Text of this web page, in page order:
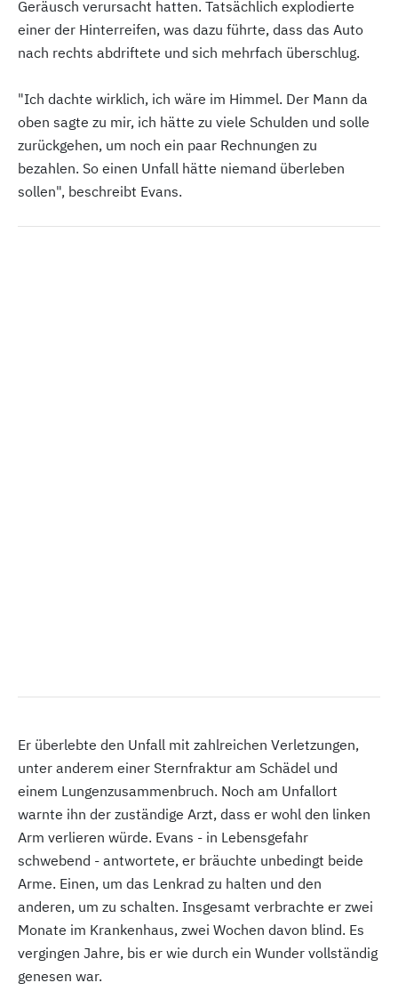
Geräusch verursacht hatten. Tatsächlich explodierte
einer der Hinterreifen, was dazu führte, dass das Auto
nach rechts abdriftete und sich mehrfach überschlug.
"Ich dachte wirklich, ich wäre im Himmel. Der Mann da
oben sagte zu mir, ich hätte zu viele Schulden und solle
zurückgehen, um noch ein paar Rechnungen zu
bezahlen. So einen Unfall hätte niemand überleben
sollen", beschreibt Evans.
Er überlebte den Unfall mit zahlreichen Verletzungen,
unter anderem einer Sternfraktur am Schädel und
einem Lungenzusammenbruch. Noch am Unfallort
warnte ihn der zuständige Arzt, dass er wohl den linken
Arm verlieren würde. Evans - in Lebensgefahr
schwebend - antwortete, er bräuchte unbedingt beide
Arme. Einen, um das Lenkrad zu halten und den
anderen, um zu schalten. Insgesamt verbrachte er zwei
Monate im Krankenhaus, zwei Wochen davon blind. Es
vergingen Jahre, bis er wie durch ein Wunder vollständig
genesen war.